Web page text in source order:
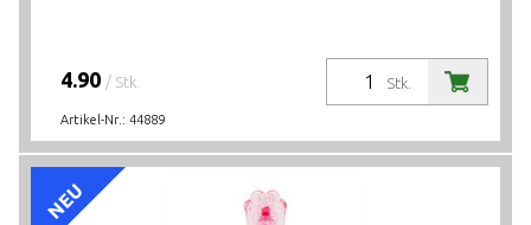
Stk.
4.90 / Stk.
Artikel-Nr.: 44889
NEU